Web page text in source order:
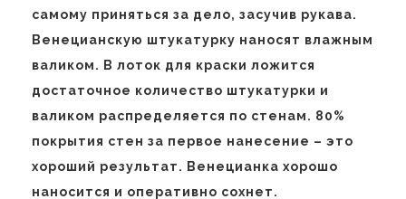
самому приняться за дело, засучив рукава.
Венецианскую штукатурку наносят влажным
валиком. В лоток для краски ложится
достаточное количество штукатурки и
валиком распределяется по стенам. 80%
покрытия стен за первое нанесение – это
хороший результат. Венецианка хорошо
наносится и оперативно сохнет.